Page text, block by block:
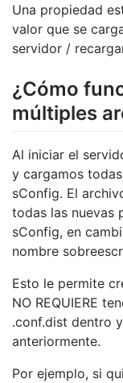
Una propiedad
valor que se
servidor /
¿Cómo
múltiples
Al iniciar el
y cargamos
sConfig. El
todas las nuevas
sConfig, en
nombre
Esto le permite
NO REQUIERE
.conf.dist dentro
anteriormente.
Por ejemplo, si